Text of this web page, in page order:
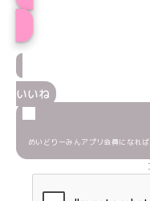
いいね
めいどりーみんアプリ会員になれ